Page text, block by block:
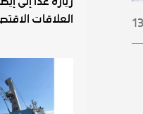
العلاقات